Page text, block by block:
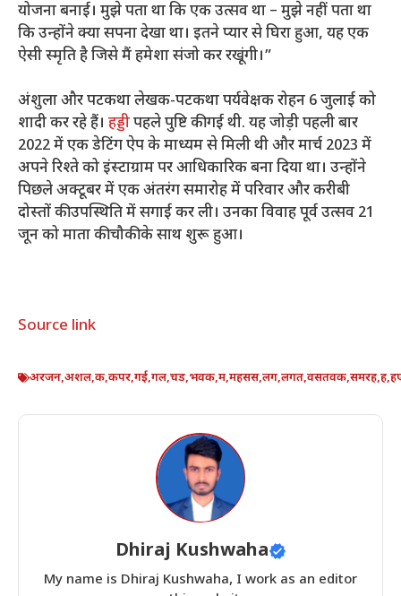
योजना बनाई। मुझे पता था कि एक उत्सव था – मुझे नहीं पता था
कि उन्होंने क्या सपना देखा था। इतने प्यार से घिरा हुआ, यह एक
ऐसी स्मृति है जिसे मैं हमेशा संजो कर रखूंगी।”
अंशुला और पटकथा लेखक-पटकथा पर्यवेक्षक रोहन 6 जुलाई को
शादी कर रहे हैं। हड्डीपहले पुष्टि की गई थी. यह जोड़ी पहली बार
2022 में एक डेटिंग ऐप के माध्यम से मिली थी और मार्च 2023 में
अपने रिश्ते को इंस्टाग्राम पर आधिकारिक बना दिया था। उन्होंने
पिछले अक्टूबर में एक अंतरंग समारोह में परिवार और करीबी
दोस्तों की उपस्थिति में सगाई कर ली। उनका विवाह पूर्व उत्सव 21
जून को माता की चौकी के साथ शुरू हुआ।
Source link
अरजन,अशल,क,कपर,गई,गल,चड,भवक,म,महसस,लग,लगत,वसतवक,समरह,ह,
Dhiraj Kushwaha
My name is Dhiraj Kushwaha, I work as an editor